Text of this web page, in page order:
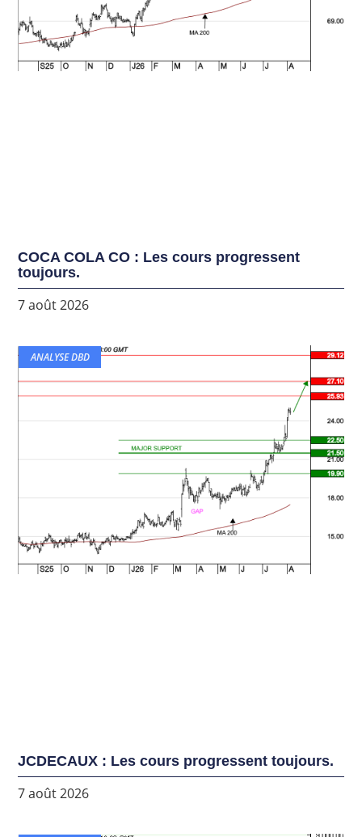
COCA COLA CO : Les cours progressent
toujours.
7 août 2026
ANALYSE DBD
JCDECAUX : Les cours progressent toujours.
7 août 2026